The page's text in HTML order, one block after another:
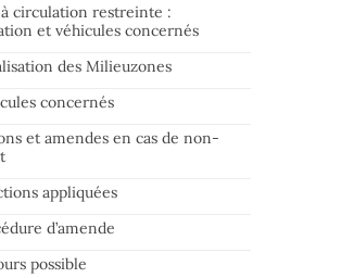
circulation restreinte :
et véhicules concernés
des Milieuzones
concernés
et amendes en cas de non-
appliquées
d’amende
possible